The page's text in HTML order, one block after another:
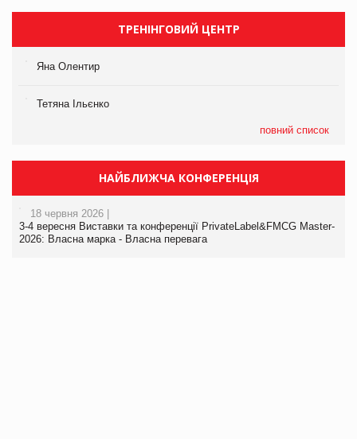
ТРЕНІНГОВИЙ ЦЕНТР
Яна Олентир
Тетяна Ільєнко
повний список
НАЙБЛИЖЧА КОНФЕРЕНЦІЯ
18 червня 2026 |
3-4 вересня Виставки та конференції PrivateLabel&FMCG Master-
2026: Власна марка - Власна перевага